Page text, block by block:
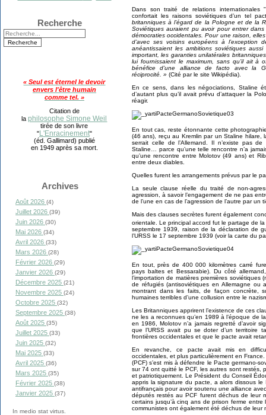
Recherche
« Seul est éternel le devoir
envers l'être humain
comme tel. »
Citation de
laphilosophe Simone Weil
tirée de son livre
"L'Enracinement"
(éd. Gallimard) publié
en 1949 après sa mort.
Archives
Août 2026 (4)
Juillet 2026 (39)
Juin 2026 (30)
Mai 2026 (34)
Avril 2026 (33)
Mars 2026 (28)
Février 2026 (29)
Janvier 2026 (29)
Décembre 2025 (21)
Novembre 2025 (24)
Octobre 2025 (32)
Septembre 2025 (38)
Août 2025 (35)
Juillet 2025 (33)
Juin 2025 (32)
Mai 2025 (33)
Avril 2025 (36)
Mars 2025 (35)
Février 2025 (38)
Janvier 2025 (37)
In medio stat virtus.
Dans son traité de relations
confortait les raisons soviétiques d’un tel
britanniques à l’égard de la Pologne et de la
Soviétiques auraient pu avoir pour entrer
démocraties occidentales. Pour une raison,
d’avec ses voisins européens à
anéantissaient les ambitions soviétiques
important, les garanties unilatérales
lui fournissaient le maximum, sans qu’il ait à
bénéfice d’une alliance de facto avec la
réciprocité. » (Cité par le site Wikipédia).
En ce sens, dans les négociations, Staline
d’autant plus qu’il avait prévu d’attaquer la
réagir.
En tout cas, reste étonnante cette
(46 ans), reçu au Kremlin par un Staline hilare,
serrait celle de l’Allemand. Il n’existe pas
Staline… parce qu’une telle rencontre n’a
qu’une rencontre entre Molotov (49 ans) et
entre deux diables.
Quelles furent les arrangements prévus par le
La seule clause réelle du traité de non-
agression, à savoir l’engagement de ne pas
de l’une en cas de l’agression de l’autre par un
Mais des clauses secrètes furent également
orientale. Le principal accord fut le partage de
septembre 1939, raison de la déclaration de
l’URSS le 17 septembre 1939 (voir la carte du
En tout, près de 400 000 kilomètres carré
pays baltes et Bessarabie). Du côté
l’importation de matières premières
de réfugiés (antisoviétiques en Allemagne ou
montrant dans les faits, de façon concrète,
humaines terribles d’une collusion entre le
Les Britanniques apprirent l’existence de ces
ne les a reconnues qu’en 1989 à l’époque de
en 1986, Molotov n’a jamais regretté d’avoir
que l’URSS avait pu se doter d’un territoire
frontières occidentales et que le pacte avait
En revanche, ce pacte avait mis en
occidentales, et plus particulièrement en
(PCF) s’est mis à défendre le Pacte germano-
sur 74 ont quitté le PCF, les autres sont restés,
et patriotiquement. Le Président du Conseil
appris la signature du pacte, a alors dissous
antifrançais pour avoir soutenu une alliance
députés restés au PCF furent déchus de leur
certains jusqu’à cinq ans de prison ferme
communistes ont également été déchus de leur